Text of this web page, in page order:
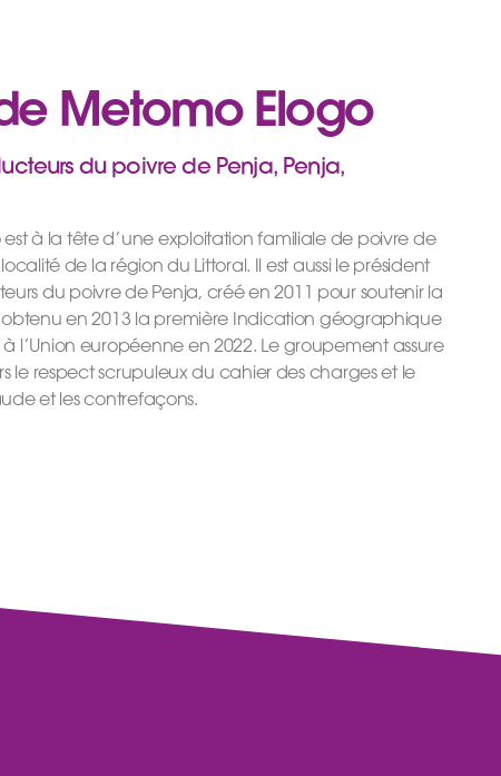
Metomo Elogo
du poivre de Penja, Penja,
à la tête d’une exploitation familiale de poivre de
de la région du Littoral. Il est aussi le président
du poivre de Penja, créé en 2011 pour soutenir la
en 2013 la première Indication géographique
l’Union européenne en 2022. Le groupement assure
le respect scrupuleux du cahier des charges et le
et les contrefaçons.